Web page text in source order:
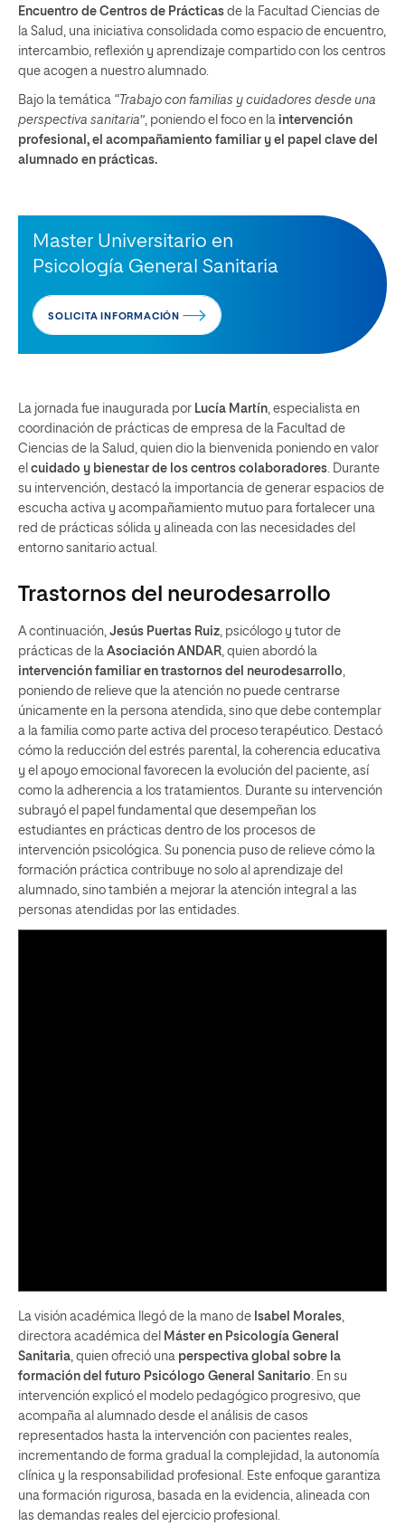
Encuentro de Centros de Prácticas de la Facultad Ciencias de
la Salud, una iniciativa consolidada como espacio de encuentro,
intercambio, reflexión y aprendizaje compartido con los centros
que acogen a nuestro alumnado.
Bajo la temática “Trabajo con familias y cuidadores desde una
perspectiva sanitaria” , poniendo el foco en la intervención
profesional, el acompañamiento familiar y el papel clave del
alumnado en prácticas.
Master Universitario en
Psicología General Sanitaria
SOLICITA INFORMACIÓN
La jornada fue inaugurada por Lucía Martín , especialista en
coordinación de prácticas de empresa de la Facultad de
Ciencias de la Salud, quien dio la bienvenida poniendo en valor
el cuidado y bienestar de los centros colaboradores . Durante
su intervención, destacó la importancia de generar espacios de
escucha activa y acompañamiento mutuo para fortalecer una
red de prácticas sólida y alineada con las necesidades del
entorno sanitario actual.
Trastornos del neurodesarrollo
A continuación, Jesús Puertas Ruiz , psicólogo y tutor de
prácticas de la Asociación ANDAR , quien abordó la
intervención familiar en trastornos del neurodesarrollo
poniendo de relieve que la atención no puede centrarse
únicamente en la persona atendida, sino que debe contemplar
a la familia como parte activa del proceso terapéutico. Destacó
cómo la reducción del estrés parental, la coherencia educativa
y el apoyo emocional favorecen la evolución del paciente, así
como la adherencia a los tratamientos. Durante su intervención
subrayó el papel fundamental que desempeñan los
estudiantes en prácticas dentro de los procesos de
intervención psicológica. Su ponencia puso de relieve cómo la
formación práctica contribuye no solo al aprendizaje del
alumnado, sino también a mejorar la atención integral a las
personas atendidas por las entidades.
La visión académica llegó de la mano de Isabel Morales
directora académica del Máster en Psicología General
Sanitaria , quien ofreció una perspectiva global sobre la
formación del futuro Psicólogo General Sanitario . En su
intervención explicó el modelo pedagógico progresivo, que
acompaña al alumnado desde el análisis de casos
representados hasta la intervención con pacientes reales,
incrementando de forma gradual la complejidad, la autonomía
clínica y la responsabilidad profesional. Este enfoque garantiza
una formación rigurosa, basada en la evidencia, alineada con
las demandas reales del ejercicio profesional.